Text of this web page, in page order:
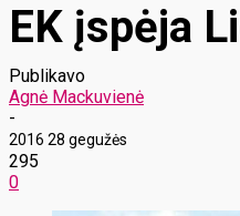
EK įspėja
Publikavo
Agnė Mackuvienė
-
2016 28 gegužės
295
0